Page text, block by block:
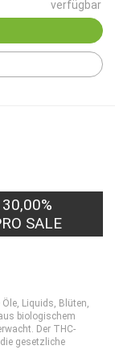
verfügbar
30,00%
SALE
Öle, Liquids, Blüten,
biologischem
Der THC-
gesetzliche